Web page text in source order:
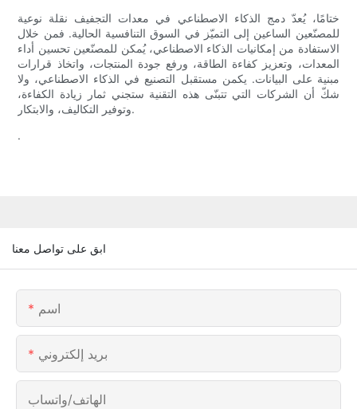
ختامًا، يُعدّ دمج الذكاء الاصطناعي في معدات التجفيف نقلة نوعية
للمصنّعين الساعين إلى التميّز في السوق التنافسية الحالية. فمن خلال
الاستفادة من إمكانيات الذكاء الاصطناعي، يُمكن للمصنّعين تحسين أداء
المعدات، وتعزيز كفاءة الطاقة، ورفع جودة المنتجات، واتخاذ قرارات
مبنية على البيانات. يكمن مستقبل التصنيع في الذكاء الاصطناعي، ولا
شكّ أن الشركات التي تتبنّى هذه التقنية ستجني ثمار زيادة الكفاءة،
وتوفير التكاليف، والابتكار.
.
ابق على تواصل معنا
اسم
بريد إلكتروني
الهاتف/واتساب